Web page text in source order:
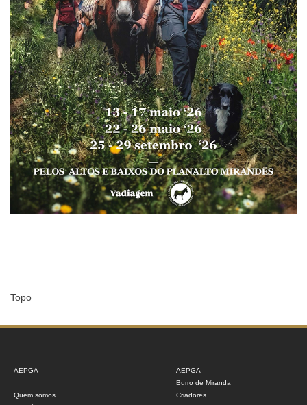
Topo
AEPGA
Quem somos
AEPGA
Burro de Miranda
Criadores